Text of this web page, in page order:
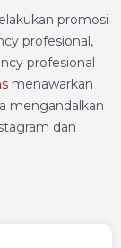
promosi
profesional,
profesional
menawarkan
mengandalkan
dan